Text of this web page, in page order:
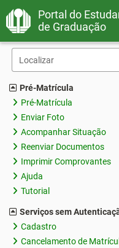
Portal do
de Graduação
Pré-Matrícula
Pré-Matrícula
Enviar Foto
Acompanhar Situação
Reenviar Documentos
Imprimir Comprovantes
Ajuda
Tutorial
Serviços sem
Cadastro
Cancelamento de